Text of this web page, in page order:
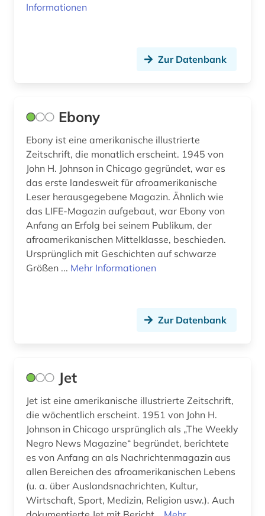
ukraine (1)
unternehmen (1)
uruguay (1)
usa (10)
verlag (1)
verlagsdatenbank (1)
wirtschaft (3)
wirtschaftswissenschaften (1)
wissenschaft (2)
wissenschaftliche literatur (1)
wissenschaftliche zeitschrift (2)
Informationen
Zur Datenbank
Ebony
Ebony ist eine amerikanische illustrierte
Zeitschrift, die monatlich erscheint. 1945 von
John H. Johnson in Chicago gegründet, war es
das erste landesweit für afroamerikanische
Leser herausgegebene Magazin. Ähnlich wie
das LIFE-Magazin aufgebaut, war Ebony von
Anfang an Erfolg bei seinem Publikum, der
afroamerikanischen Mittelklasse, beschieden.
Ursprünglich mit Geschichten auf schwarze
Größen ... Mehr Informationen
Zur Datenbank
Jet
Jet ist eine amerikanische illustrierte Zeitschrift,
die wöchentlich erscheint. 1951 von John H.
Johnson in Chicago ursprünglich als „The Weekly
Negro News Magazine“ begründet, berichtete
es von Anfang an als Nachrichtenmagazin aus
allen Bereichen des afroamerikanischen Lebens
(u. a. über Auslandsnachrichten, Kultur,
Wirtschaft, Sport, Medizin, Religion usw.). Auch